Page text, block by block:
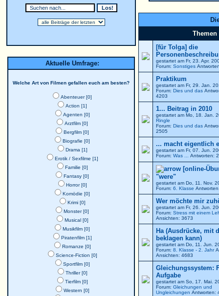
Aktuelle Umfrage:
Welche Art von Filmen gefallen euch am besten?
Abenteuer [0]
Action [1]
Agenten [0]
Arztfilm [0]
Bergfilm [0]
Biografie [0]
Drama [1]
Erotik / Sexfilme [1]
Familie [0]
Fantasy [0]
Horror [0]
Komödie [0]
Krimi [0]
Monster [0]
Musical [0]
Musikfilm [0]
Piratenfilm [1]
Romanze [0]
Science-Fiction [0]
Sportfilm [0]
Thriller [0]
Tierfilm [0]
Western [0]
Themen
[für Tolga] die
gestartet am Fr, 23. Apr.
Forum: Sonstiges
Praktikum
gestartet am Fr, 29. Jan.
Forum: Dies und das
4203
1... Beitrag in 2010
gestartet am Mo, 18. Jan.
Ringle
Forum: Dies und das
2505
... macht eigentlich
gestartet am Fr, 07. Jun.
Forum: Was ... Antworten:
[online-
"were"
gestartet am Do, 11. Nov.
Forum: 6. Klasse
Wer möchte mir
gestartet am Fr, 26. Jun.
Forum: Stress mit einem
Ansichten: 3673
Ha (Ausdrücke, mit
beklagen kann)
gestartet am Do, 11. Jun.
Forum: 8. Klasse - 2. Jahr
Ansichten: 4683
Gleichungssystem:
Aufgabe
gestartet am So, 17. Mai.
Forum: Gleichungen und
Ungleichungen Antworten: